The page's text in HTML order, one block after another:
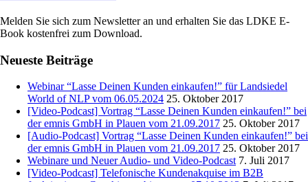
Melden Sie sich zum Newsletter an und erhalten Sie das LDKE E-
Book kostenfrei zum Download.
Neueste Beiträge
Webinar “Lasse Deinen Kunden einkaufen!” für Landsiedel
World of NLP vom 06.05.2024 25. Oktober 2017
[Video-Podcast] Vortrag “Lasse Deinen Kunden einkaufen!” bei
der emnis GmbH in Plauen vom 21.09.2017 25. Oktober 2017
[Audio-Podcast] Vortrag “Lasse Deinen Kunden einkaufen!” bei
der emnis GmbH in Plauen vom 21.09.2017 25. Oktober 2017
Webinare und Neuer Audio- und Video-Podcast 7. Juli 2017
[Video-Podcast] Telefonische Kundenakquise im B2B